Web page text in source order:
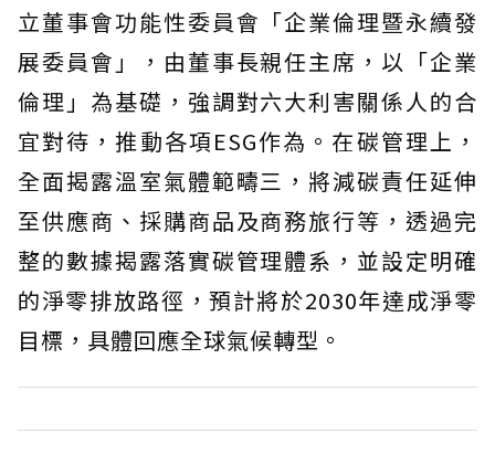
立董事會功能性委員會「企業倫理暨永續發
展委員會」，由董事長親任主席，以「企業
倫理」為基礎，強調對六大利害關係人的合
宜對待，推動各項ESG作為。在碳管理上，
全面揭露溫室氣體範疇三，將減碳責任延伸
至供應商、採購商品及商務旅行等，透過完
整的數據揭露落實碳管理體系，並設定明確
的淨零排放路徑，預計將於2030年達成淨零
目標，具體回應全球氣候轉型。